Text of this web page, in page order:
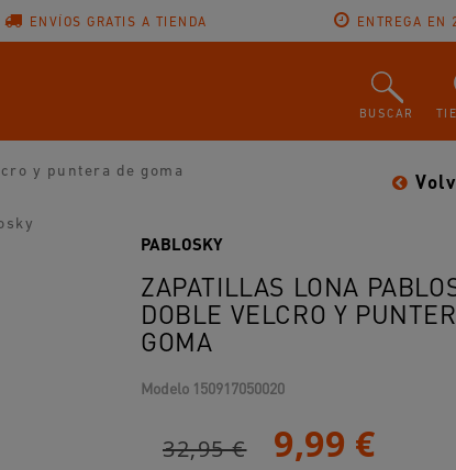
ENVÍOS GRATIS A TIENDA ENTREGA
BUSCAR
y puntera de goma
ZAPATILLAS LONA
DOBLE VELCRO Y
GOMA
PABLOSKY
Modelo 150917050020
32,95 € 9,99 €